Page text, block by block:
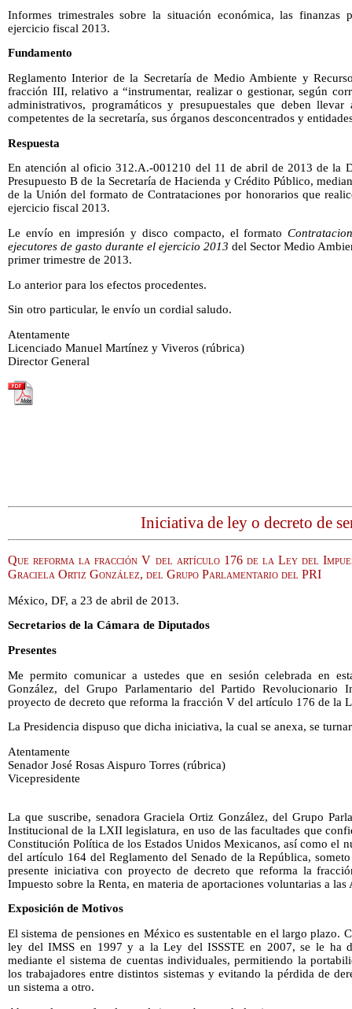
Informes trimestrales sobre la situación económica, las
ejercicio fiscal 2013.
Fundamento
Reglamento Interior de la Secretaría de Medio Ambiente y
fracción III, relativo a “instrumentar, realizar o gestionar, según
administrativos, programáticos y presupuestales que deben
competentes de la secretaría, sus órganos desconcentrados y
Respuesta
En atención al oficio 312.A.-001210 del 11 de abril de 2013 de la
Presupuesto B de la Secretaría de Hacienda y Crédito Público,
de la Unión del formato de Contrataciones por honorarios que
ejercicio fiscal 2013.
Le envío en impresión y disco compacto, el formato
ejecutores de gasto durante el ejercicio 2013 del Sector Medio
primer trimestre de 2013.
Lo anterior para los efectos procedentes.
Sin otro particular, le envío un cordial saludo.
Atentamente
Licenciado Manuel Martínez y Viveros (rúbrica)
Director General
Iniciativa de ley o decreto de
Que reforma la fracción V del artículo 176 de la Ley del
Graciela Ortiz González, del Grupo Parlamentario del PRI
México, DF, a 23 de abril de 2013.
Secretarios de la Cámara de Diputados
Presentes
Me permito comunicar a ustedes que en sesión celebrada en
González, del Grupo Parlamentario del Partido Revolucionario
proyecto de decreto que reforma la fracción V del artículo 176 de la
La Presidencia dispuso que dicha iniciativa, la cual se anexa, se
Atentamente
Senador José Rosas Aispuro Torres (rúbrica)
Vicepresidente
La que suscribe, senadora Graciela Ortiz González, del Grupo
Institucional de la LXII legislatura, en uso de las facultades que
Constitución Política de los Estados Unidos Mexicanos, así como el
del artículo 164 del Reglamento del Senado de la República,
presente iniciativa con proyecto de decreto que reforma la
Impuesto sobre la Renta, en materia de aportaciones voluntarias a
Exposición de Motivos
El sistema de pensiones en México es sustentable en el largo plazo.
ley del IMSS en 1997 y a la Ley del ISSSTE en 2007, se le ha
mediante el sistema de cuentas individuales, permitiendo la
los trabajadores entre distintos sistemas y evitando la pérdida de
un sistema a otro.